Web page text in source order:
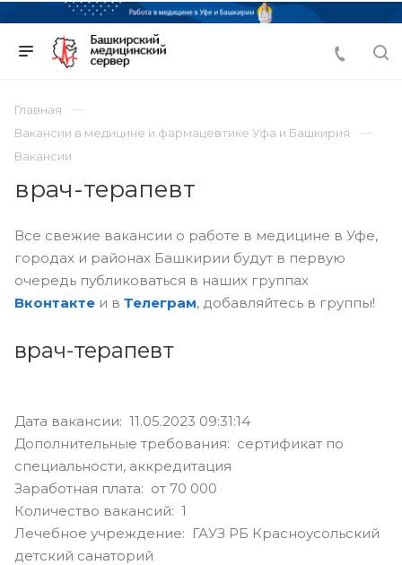
Главная
Вакансии в медицине и фармацевтике Уфа и Башкирия
Вакансии
врач-терапевт
Все свежие вакансии о работе в медицине в Уфе,
городах и районах Башкирии будут в первую
очередь публиковаться в наших группах
Вконтакте и в Телеграм, добавляйтесь в группы!
врач-терапевт
Дата вакансии: 11.05.2023 09:31:14
Дополнительные требования: сертификат по
специальности, аккредитация
Заработная плата: от 70 000
Количество вакансий: 1
Лечебное учреждение: ГАУЗ РБ Красноусольский
детский санаторий